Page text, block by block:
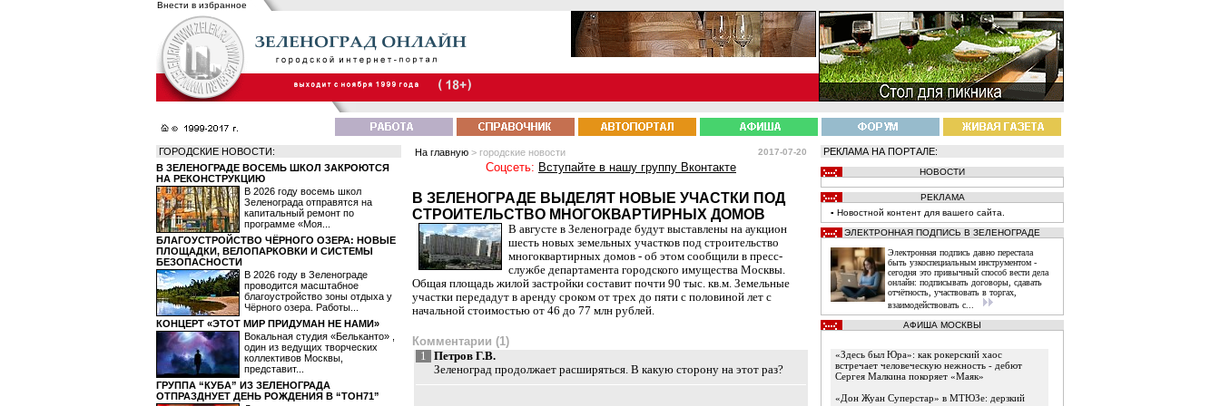
Внести в избранное
ГОРОДСКИЕ НОВОСТИ:
В ЗЕЛЕНОГРАДЕ ВОСЕМЬ ШКОЛ ЗАКРОЮТСЯ
НА РЕКОНСТРУКЦИЮ
В 2026 году восемь школ
Зеленограда отправятся на
капитальный ремонт по
программе «Моя...
БЛАГОУСТРОЙСТВО ЧЁРНОГО ОЗЕРА: НОВЫЕ
ПЛОЩАДКИ, ВЕЛОПАРКОВКИ И СИСТЕМЫ
БЕЗОПАСНОСТИ
В 2026 году в Зеленограде
проводится масштабное
благоустройство зоны отдыха у
Чёрного озера. Работы...
КОНЦЕРТ «ЭТОТ МИР ПРИДУМАН НЕ НАМИ»
Вокальная студия «Бельканто» ,
один из ведущих творческих
коллективов Москвы,
представит...
ГРУППА “КУБА” ИЗ ЗЕЛЕНОГРАДА
ОТПРАЗДНУЕТ ДЕНЬ РОЖДЕНИЯ В “ТОН71”
На главную > городские новости 2017-07-20
Соцсеть: Вступайте в нашу группу Вконтакте
В ЗЕЛЕНОГРАДЕ ВЫДЕЛЯТ НОВЫЕ УЧАСТКИ ПОД
СТРОИТЕЛЬСТВО МНОГОКВАРТИРНЫХ ДОМОВ
В августе в Зеленограде будут выставлены на аукцион
шесть новых земельных участков под строительство
многоквартирных домов - об этом сообщили в пресс-
службе департамента городского имущества Москвы.
Общая площадь жилой застройки составит почти 90 тыс. кв.м. Земельные
участки передадут в аренду сроком от трех до пяти с половиной лет с
начальной стоимостью от 46 до 77 млн рублей.
Комментарии (1)
1
Петров Г.В.
Зеленоград продолжает расширяться. В какую сторону на этот раз?
РЕКЛАМА НА ПОРТАЛЕ:
НОВОСТИ
РЕКЛАМА
▪ Новостной контент для вашего сайта.
ЭЛЕКТРОННАЯ ПОДПИСЬ В ЗЕЛЕНОГРАДЕ
Электронная подпись давно перестала
быть узкоспециальным инструментом -
сегодня это привычный способ вести дела
онлайн: подписывать договоры, сдавать
отчётность, участвовать в торгах,
взаимодействовать с...
АФИША МОСКВЫ
«Здесь был Юра»: как рокерский хаос
встречает человеческую нежность - дебют
Сергея Малкина покоряет «Маяк»
«Дон Жуан Суперстар» в МТЮЗе: дерзкий